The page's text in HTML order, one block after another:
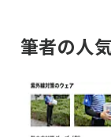
筆者の人